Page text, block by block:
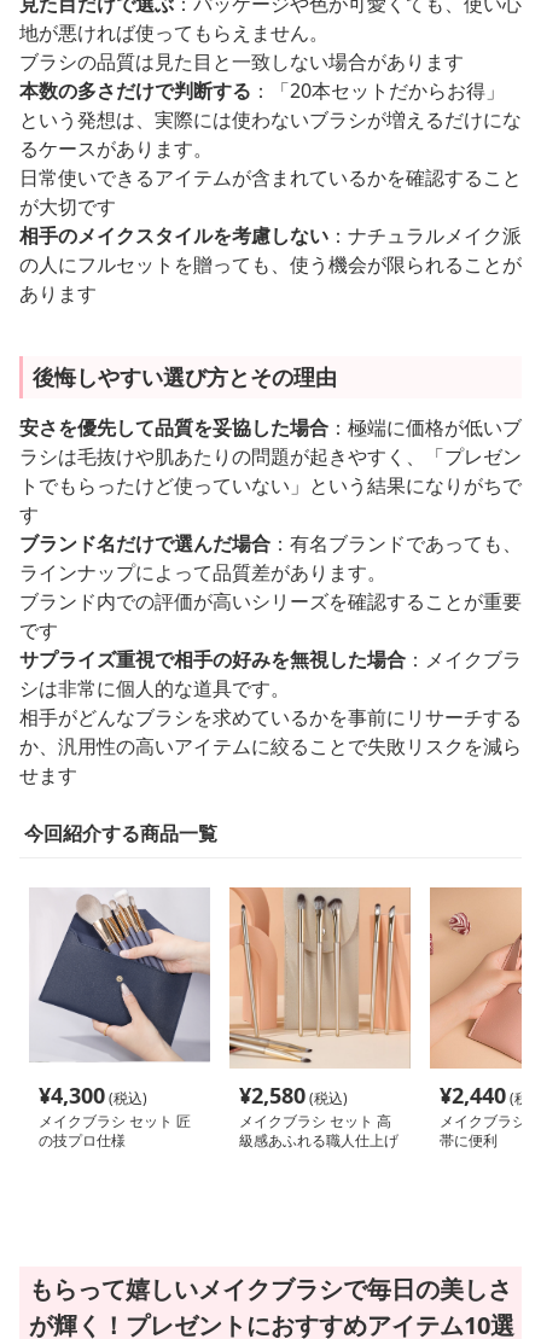
地が悪ければ使ってもらえません。
ブラシの品質は見た目と一致しない場合があります
本数の多さだけで判断する ：「20本セットだからお得」
という発想は、実際には使わないブラシが増えるだけにな
るケースがあります。
日常使いできるアイテムが含まれているかを確認すること
が大切です
相手のメイクスタイルを考慮しない ：ナチュラルメイク派
の人にフルセットを贈っても、使う機会が限られることが
あります
後悔しやすい選び方とその理由
安さを優先して品質を妥協した場合 ：極端に価格が低いブ
ラシは毛抜けや肌あたりの問題が起きやすく、「プレゼン
トでもらったけど使っていない」という結果になりがちで
す
ブランド名だけで選んだ場合 ：有名ブランドであっても、
ラインナップによって品質差があります。
ブランド内での評価が高いシリーズを確認することが重要
です
サプライズ重視で相手の好みを無視した場合 ：メイクブラ
シは非常に個人的な道具です。
相手がどんなブラシを求めているかを事前にリサーチする
か、汎用性の高いアイテムに絞ることで失敗リスクを減ら
せます
今回紹介する商品一覧
¥4,300(税込)
メイクブラシ セット 匠
の技プロ仕様
¥2,580(税込)
メイクブラシ セット 高
級感あふれる職人仕上げ
¥2,440(税
メイクブラシ
帯に便利
もらって嬉しいメイクブラシで毎日の美しさ
が輝く！プレゼントにおすすめアイテム10選